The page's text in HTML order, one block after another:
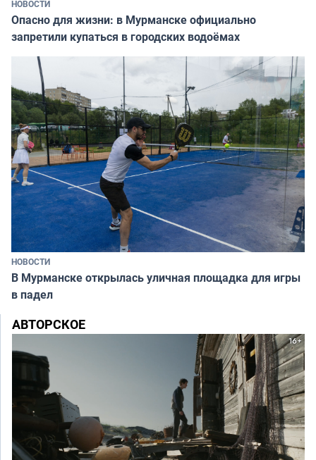
НОВОСТИ
Опасно для жизни: в Мурманске официально
запретили купаться в городских водоёмах
НОВОСТИ
В Мурманске открылась уличная площадка для игры
в падел
АВТОРСКОЕ